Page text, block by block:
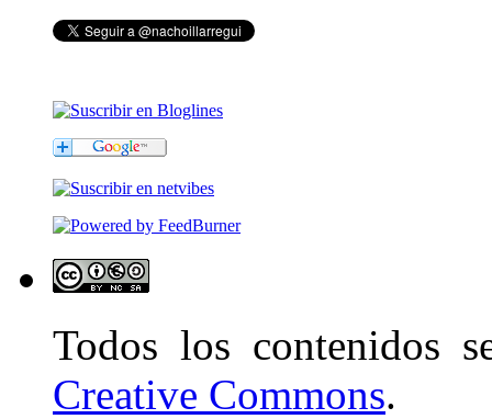
Todos los contenidos
Creative Commons.